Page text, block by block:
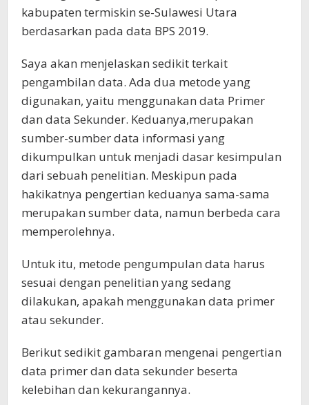
kabupaten termiskin se-Sulawesi Utara
berdasarkan pada data BPS 2019.
Saya akan menjelaskan sedikit terkait
pengambilan data. Ada dua metode yang
digunakan, yaitu menggunakan data Primer
dan data Sekunder. Keduanya,merupakan
sumber-sumber data informasi yang
dikumpulkan untuk menjadi dasar kesimpulan
dari sebuah penelitian. Meskipun pada
hakikatnya pengertian keduanya sama-sama
merupakan sumber data, namun berbeda cara
memperolehnya.
Untuk itu, metode pengumpulan data harus
sesuai dengan penelitian yang sedang
dilakukan, apakah menggunakan data primer
atau sekunder.
Berikut sedikit gambaran mengenai pengertian
data primer dan data sekunder beserta
kelebihan dan kekurangannya.